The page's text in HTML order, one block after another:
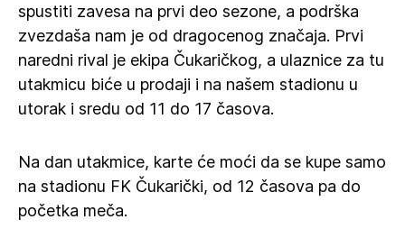
spustiti zavesa na prvi deo sezone, a podrška
zvezdaša nam je od dragocenog značaja. Prvi
naredni rival je ekipa Čukaričkog, a ulaznice za tu
utakmicu biće u prodaji i na našem stadionu u
utorak i sredu od 11 do 17 časova.
Na dan utakmice, karte će moći da se kupe samo
na stadionu FK Čukarički, od 12 časova pa do
početka meča.